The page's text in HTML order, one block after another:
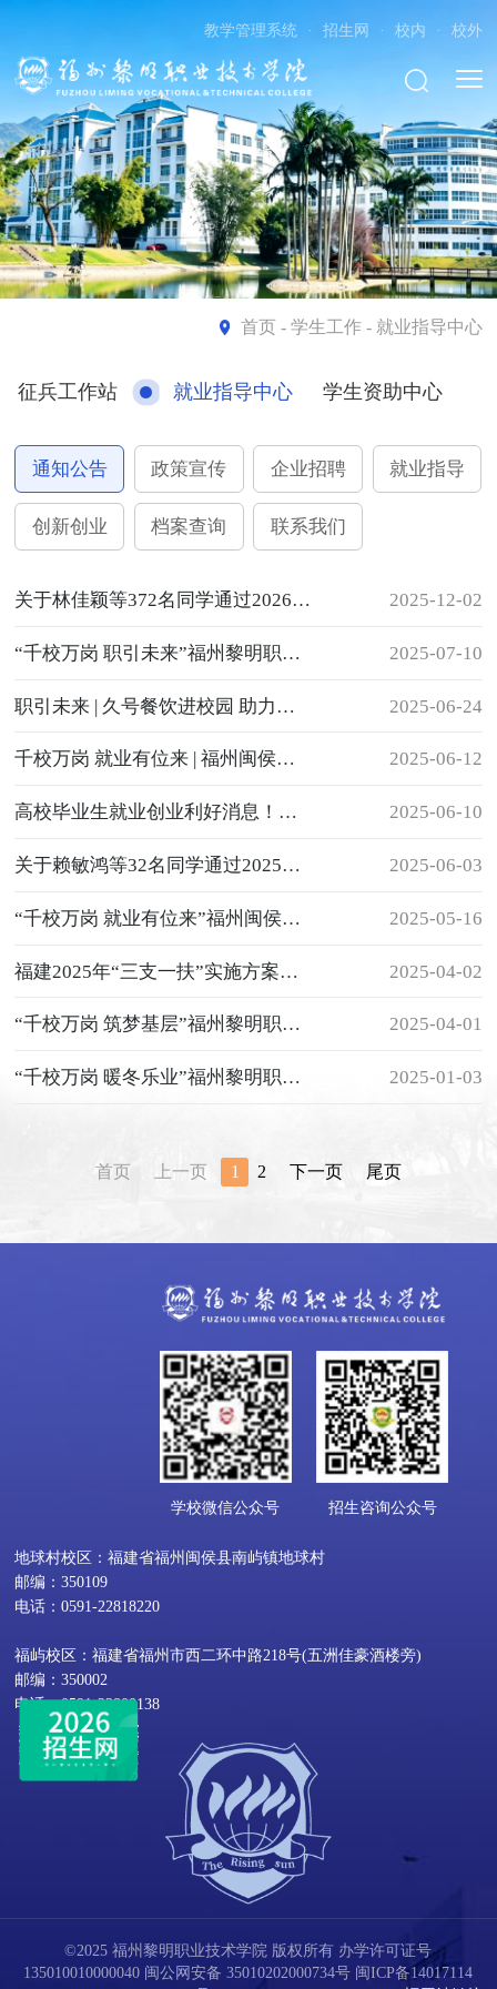
教学管理系统 · 招生网 · 校内 · 校外
首页- 学生工作 - 就业指导中心
征兵工作站 就业指导中心 学生资助中心
通知公告 政策宣传 企业招聘 就业指导
创新创业 档案查询 联系我们
关于林佳颖等372名同学通过2026届毕业生一次性求职补贴符合人员名单的公示 2025-12-02
“千校万岗 职引未来”福州黎明职业技术学院2025届未就业毕业生暨2026届实习生夏季网络招聘会邀请函 2025-07-10
职引未来 | 久号餐饮进校园 助力食品专业实习启航 2025-06-24
千校万岗 就业有位来 | 福州闽侯地区暨福州黎明职业技术学院毕业生就业实习双选会成功举办 2025-06-12
高校毕业生就业创业利好消息！福建三地发布通知 2025-06-10
关于赖敏鸿等32名同学通过2025届毕业生一次性求职补贴第二轮符合人员名单的公示 2025-06-03
“千校万岗 就业有位来”福州闽侯地区暨福州黎明职业技术学院毕业生就业实习双选会邀请函 2025-05-16
福建2025年“三支一扶”实施方案公布！招募约1000名 2025-04-02
“千校万岗 筑梦基层”福州黎明职业技术学院2025届毕业生春季网络招聘会邀请函 2025-04-01
“千校万岗 暖冬乐业”福州黎明职业技术学院2025届毕业生冬季网络招聘会 2025-01-03
首页 上一页 1 2 下一页 尾页
学校微信公众号 招生咨询公众号
地球村校区：福建省福州闽侯县南屿镇地球村
邮编：350109
电话：0591-22818220
福屿校区：福建省福州市西二环中路218号(五洲佳豪酒楼旁)
邮编：350002
电话：0591-22800138
©2025 福州黎明职业技术学院 版权所有 办学许可证号
135010010000040 闽公网安备 35010202000734号 闽ICP备14017114